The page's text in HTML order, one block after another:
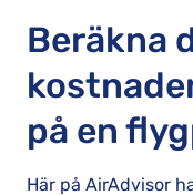
Beräkna
på en
Här på AirAdvisor